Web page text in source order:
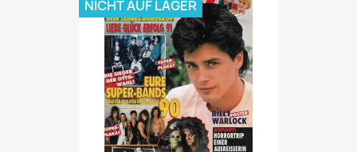
NICHT AUF LAGER